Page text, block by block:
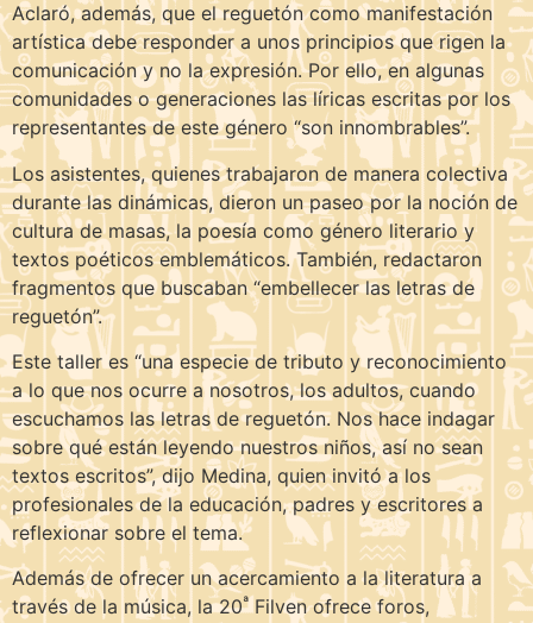
Aclaró, además, que el reguetón como manifestación
artística debe responder a unos principios que rigen la
comunicación y no la expresión. Por ello, en algunas
comunidades o generaciones las líricas escritas por los
representantes de este género “son innombrables”.
Los asistentes, quienes trabajaron de manera colectiva
durante las dinámicas, dieron un paseo por la noción de
cultura de masas, la poesía como género literario y
textos poéticos emblemáticos. También, redactaron
fragmentos que buscaban “embellecer las letras de
reguetón”.
Este taller es “una especie de tributo y reconocimiento
a lo que nos ocurre a nosotros, los adultos, cuando
escuchamos las letras de reguetón. Nos hace indagar
sobre qué están leyendo nuestros niños, así no sean
textos escritos”, dijo Medina, quien invitó a los
profesionales de la educación, padres y escritores a
reflexionar sobre el tema.
Además de ofrecer un acercamiento a la literatura a
través de la música, la 20ªFilven ofrece foros,